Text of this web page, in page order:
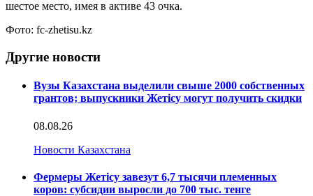
шестое место, имея в активе 43 очка.
Фото: fc-zhetisu.kz
Другие новости
Вузы Казахстана выделили свыше 2000 собственных
грантов; выпускники Жетісу могут получить скидки
08.08.26
Новости Казахстана
Фермеры Жетісу завезут 6,7 тысячи племенных
коров: субсидии выросли до 700 тыс. тенге